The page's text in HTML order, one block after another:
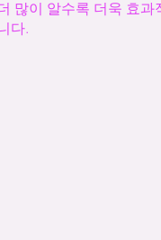
많이 알수록 더욱 효과
다.